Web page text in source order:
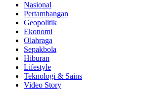
Nasional
Pertambangan
Geopolitik
Ekonomi
Olahraga
Sepakbola
Hiburan
Lifestyle
Teknologi & Sains
Video Story